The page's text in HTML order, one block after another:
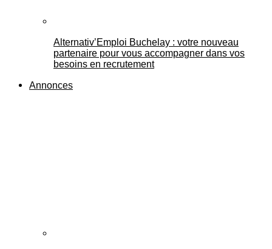
Alternativ’Emploi Buchelay : votre nouveau
partenaire pour vous accompagner dans vos
besoins en recrutement
Annonces